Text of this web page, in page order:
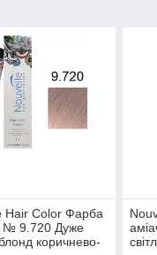
Hair Color Фарба
№ 9.720 Дуже
коричнево-